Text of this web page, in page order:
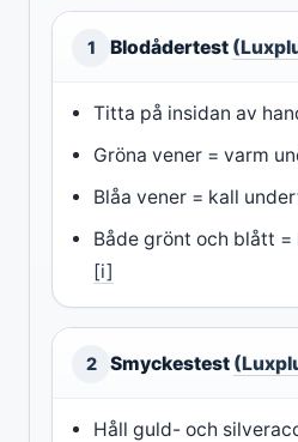
1 Blodådertest
Titta på insidan av
Gröna vener = varm
Blåa vener = kall
Både grönt och blått
[i]
2 Smyckestest
Håll guld- och